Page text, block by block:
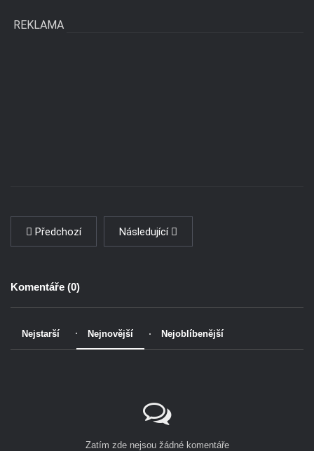
REKLAMA
Předchozí Následující
Komentáře (0)
Nejstarší Nejnovější Nejoblíbenější
Zatím zde nejsou žádné komentáře